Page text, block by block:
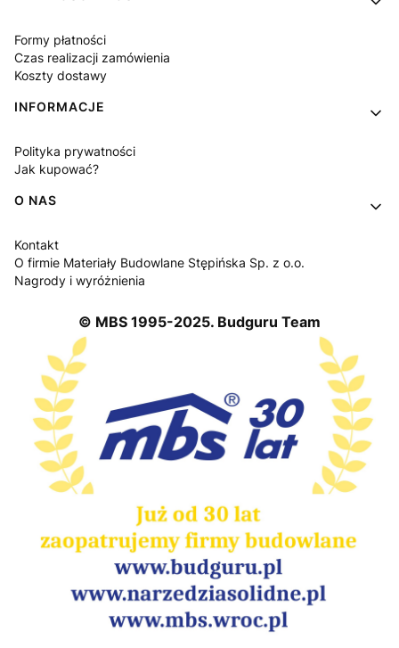
Formy płatności
Czas realizacji zamówienia
Koszty dostawy
INFORMACJE
Polityka prywatności
Jak kupować?
O NAS
Kontakt
O firmie Materiały Budowlane Stępińska Sp. z o.o.
Nagrody i wyróżnienia
© MBS 1995-2025. Budguru Team